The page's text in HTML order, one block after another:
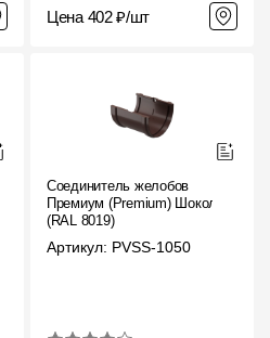
Цена 402 ₽/шт
Соединитель желобов
Премиум (Premium) Шоколад,
(RAL 8019)
Артикул: PVSS-1050